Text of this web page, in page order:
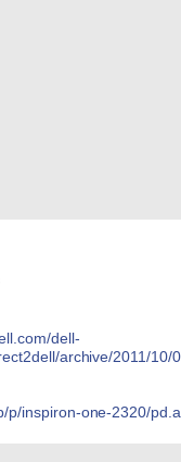
dell-
archive/2011/10/
p/inspiron-one-2320/